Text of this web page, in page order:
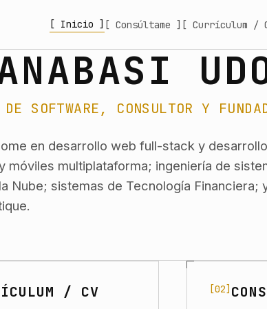
[ Inicio ] [ Consúltame ] [ Currículum /
SOFTWARE, CONSULTOR Y
en desarrollo web full-stack y
móviles multiplataforma; ingeniería de
Nube; sistemas de Tecnología Financiera;
/ CV
Currículum / CV [02]
Navigate